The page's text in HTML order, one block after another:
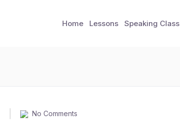
Home Lessons Speaking Class
No Comments